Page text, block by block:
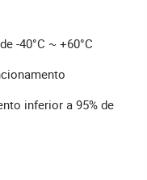
-40°C ~ +60°C
inferior a 95% de